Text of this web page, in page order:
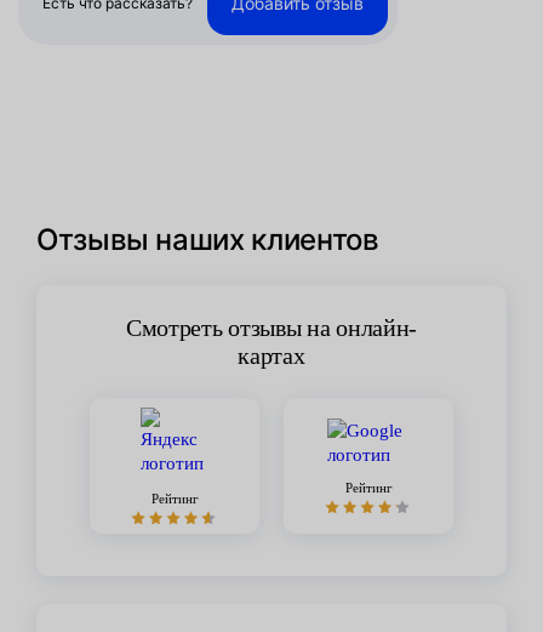
Отзывы наших клиентов
Смотреть отзывы на онлайн-
картах
Рейтинг
Рейтинг